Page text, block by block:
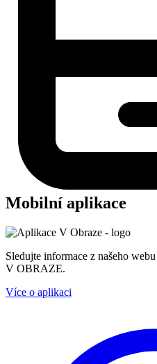
Mobilní aplikace
Sledujte informace z našeho
V OBRAZE.
Více o aplikaci